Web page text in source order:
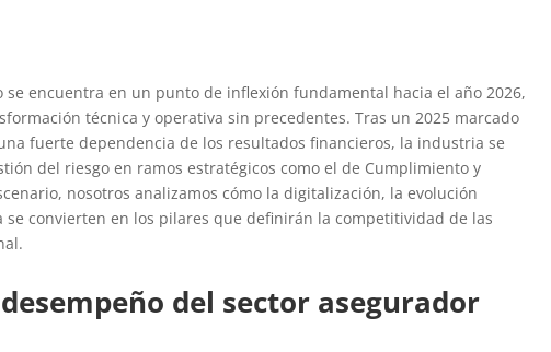
se encuentra en un punto de inflexión fundamental hacia el año 2026,
técnica y operativa sin precedentes. Tras un 2025 marcado
fuerte dependencia de los resultados financieros, la industria se
del riesgo en ramos estratégicos como el de Cumplimiento y
nosotros analizamos cómo la digitalización, la evolución
se convierten en los pilares que definirán la competitividad de las
del sector asegurador